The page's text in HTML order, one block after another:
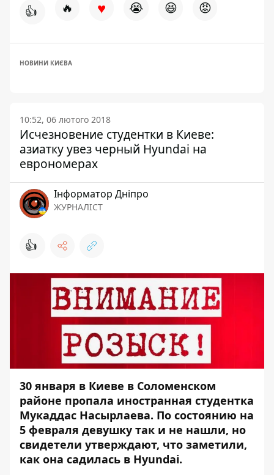
👍 🔥 ♥ 😭 😆 😡
НОВИНИ КИЄВА
10:52, 06 лютого 2018
Исчезновение студентки в Киеве:
азиатку увез черный Hyundai на
еврономерах
Інформатор Дніпро
ЖУРНАЛІСТ
👍
30 января в Киеве в Соломенском
районе пропала иностранная студентка
Мукаддас Насырлаева. По состоянию на
5 февраля девушку так и не нашли, но
свидетели утверждают, что заметили,
как она садилась в Hyundai.